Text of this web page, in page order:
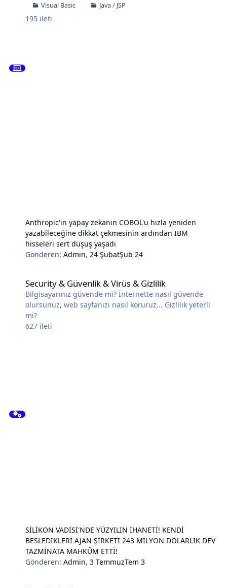
Visual Basic
Java / JSP
195 ileti
Anthropic'in yapay zekanın COBOL'u hızla yeniden
yazabileceğine dikkat çekmesinin ardından IBM
hisseleri sert düşüş yaşadı
Gönderen:Admin, 24 ŞubatŞub 24
Security & Güvenlik & Virüs & Gizlilik
Bilgisayarınız güvende mi? İnternette nasıl güvende
olursunuz, web sayfanızı nasıl koruruz... Gizlilik yeterli
mi?
627 ileti
SİLİKON VADİSİ'NDE YÜZYILIN İHANETİ! KENDİ
BESLEDİKLERİ AJAN ŞİRKETİ 243 MİLYON DOLARLIK DEV
TAZMİNATA MAHKÛM ETTİ!
Gönderen:Admin,3 TemmuzTem 3